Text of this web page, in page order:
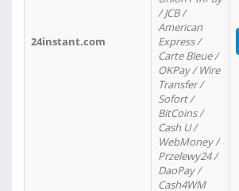
24instant.com
/ JCB /
American
Express /
Carte Bleue /
OKPay / Wire
Transfer /
Sofort /
BitCoins /
Cash U /
WebMoney /
Przelewy24 /
DaoPay /
Cash4WM